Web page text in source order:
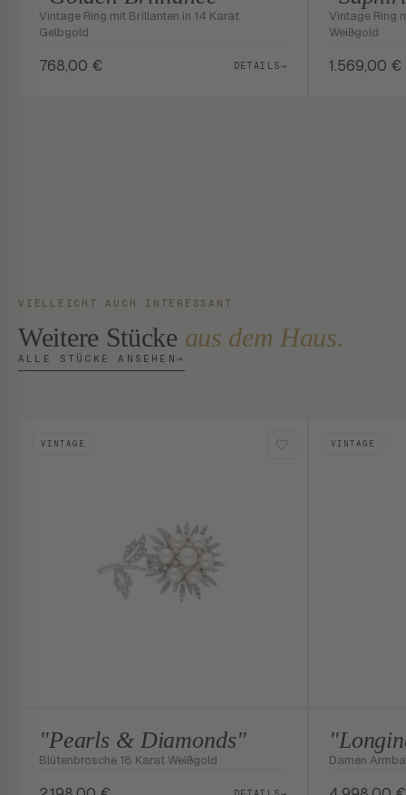
Vintage Ring mit Brillanten in 14 Karat
Gelbgold
768,00 € DETAILS→
Vintage Ring
Weißgold
1.569,00 €
VIELLEICHT AUCH INTERESSANT
Weitere Stücke aus dem Haus.
ALLE STÜCKE ANSEHEN →
VINTAGE
"Pearls & Diamonds"
Blütenbrosche 18 Karat Weißgold
VINTAGE
Damen